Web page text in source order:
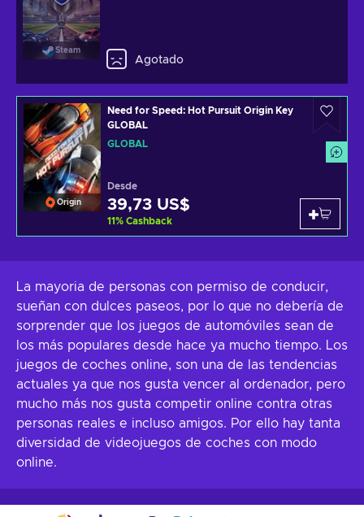
Steam
Agotado
Origin
Need for Speed: Hot Pursuit Origin Key
GLOBAL
GLOBAL
Desde
39,73 US$
11% Cashback
La mayoria de personas con permiso de conducir,
sueñan con dulces paseos, por lo que no debería de
sorprender que los juegos de automóviles sean de
los más populares desde hace ya mucho tiempo. Los
juegos de coches online, son una de las tendencias
actuales ya que nos gusta vencer al ordenador, pero
mucho más nos gusta competir online contra otras
personas reales e incluso amigos. Por ello hay tanta
diversidad de videojuegos de coches con modo
online.